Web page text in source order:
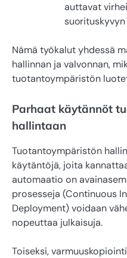
auttavat
Nämä työkalut yhdessä
hallinnan ja valvonnan,
tuotantoympäristön
Parhaat käytännöt
hallintaan
Tuotantoympäristön
käytäntöjä, joita
automaatio on
prosesseja (Continuous
Deployment) voidaan
nopeuttaa julkaisuja.
Toiseksi,